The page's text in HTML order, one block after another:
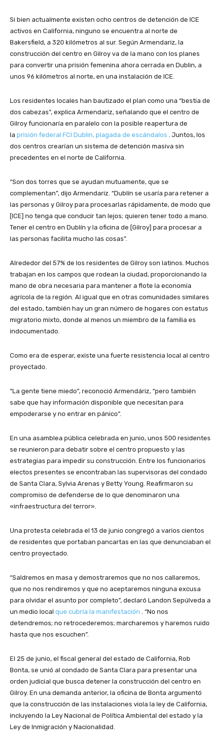
Si bien actualmente existen ocho centros de detención de ICE
activos en California, ninguno se encuentra al norte de
Bakersfield, a 320 kilómetros al sur. Según Armendariz, la
construcción del centro en Gilroy va de la mano con los planes
para convertir una prisión femenina ahora cerrada en Dublin, a
unos 96 kilómetros al norte, en una instalación de ICE.
Los residentes locales han bautizado el plan como una “bestia de
dos cabezas”, explica Armendariz, señalando que el centro de
Gilroy funcionaría en paralelo con la posible reapertura de
la prisión federal FCI Dublin, plagada de escándalos . Juntos, los
dos centros crearían un sistema de detención masiva sin
precedentes en el norte de California.
“Son dos torres que se ayudan mutuamente, que se
complementan”, dijo Armendariz. “Dublín se usaría para retener a
las personas y Gilroy para procesarlas rápidamente, de modo que
[ICE] no tenga que conducir tan lejos; quieren tener todo a mano.
Tener el centro en Dublín y la oficina de [Gilroy] para procesar a
las personas facilita mucho las cosas”.
Alrededor del 57% de los residentes de Gilroy son latinos. Muchos
trabajan en los campos que rodean la ciudad, proporcionando la
mano de obra necesaria para mantener a flote la economía
agrícola de la región. Al igual que en otras comunidades similares
del estado, también hay un gran número de hogares con estatus
migratorio mixto, donde al menos un miembro de la familia es
indocumentado.
Como era de esperar, existe una fuerte resistencia local al centro
proyectado.
“La gente tiene miedo”, reconoció Armendáriz, “pero también
sabe que hay información disponible que necesitan para
empoderarse y no entrar en pánico”.
En una asamblea pública celebrada en junio, unos 500 residentes
se reunieron para debatir sobre el centro propuesto y las
estrategias para impedir su construcción. Entre los funcionarios
electos presentes se encontraban las supervisoras del condado
de Santa Clara, Sylvia Arenas y Betty Young. Reafirmaron su
compromiso de defenderse de lo que denominaron una
«infraestructura del terror».
Una protesta celebrada el 13 de junio congregó a varios cientos
de residentes que portaban pancartas en las que denunciaban el
centro proyectado.
“Saldremos en masa y demostraremos que no nos callaremos,
que no nos rendiremos y que no aceptaremos ninguna excusa
para olvidar el asunto por completo”, declaró Landon Sepúlveda a
un medio local que cubría la manifestación . “No nos
detendremos; no retrocederemos; marcharemos y haremos ruido
hasta que nos escuchen”.
El 25 de junio, el fiscal general del estado de California, Rob
Bonta, se unió al condado de Santa Clara para presentar una
orden judicial que busca detener la construcción del centro en
Gilroy. En una demanda anterior, la oficina de Bonta argumentó
que la construcción de las instalaciones viola la ley de California,
incluyendo la Ley Nacional de Política Ambiental del estado y la
Ley de Inmigración y Nacionalidad.